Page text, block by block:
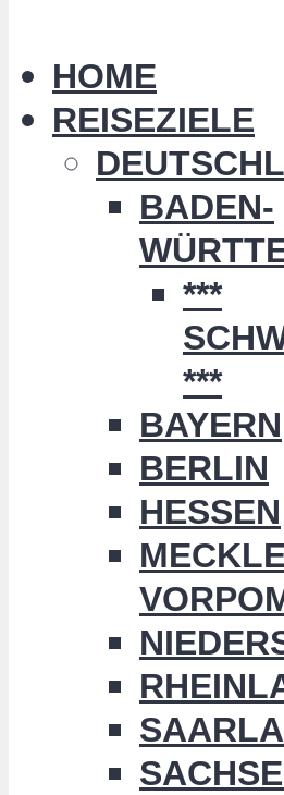
HOME
REISEZIELE
BADEN-
***
***
BAYERN
BERLIN
HESSEN